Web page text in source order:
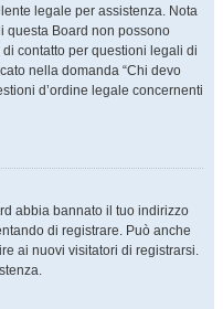
legale per assistenza. Nota
questa Board non possono
contatto per questioni legali di
nella domanda “Chi devo
d’ordine legale concernenti
abbia bannato il tuo indirizzo
di registrare. Può anche
ai nuovi visitatori di registrarsi.